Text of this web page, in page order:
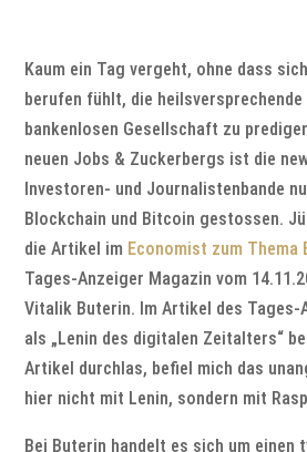
Kaum ein Tag vergeht, ohne dass
berufen fühlt, die
bankenlosen Gesellschaft zu
neuen Jobs & Zuckerbergs ist die
Investoren- und Journalistenbande
Blockchain und Bitcoin gestossen.
die Artikel im Economist zum Thema
Tages-Anzeiger Magazin vom
Vitalik Buterin. Im Artikel des Tages-
als „Lenin des digitalen Zeitalters“
Artikel durchlas, befiel mich das
hier nicht mit Lenin, sondern mit
Bei Buterin handelt es sich um einen